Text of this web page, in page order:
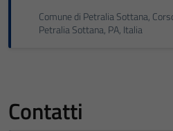
Comune di Petralia Sottana,
Petralia Sottana, PA, Italia
Contatti